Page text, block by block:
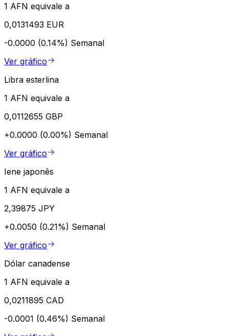
1 AFN equivale a
0,0131493 EUR
-0.0000 (0.14%) Semanal
Ver gráfico
Libra esterlina
1 AFN equivale a
0,0112655 GBP
+0.0000 (0.00%) Semanal
Ver gráfico
Iene japonês
1 AFN equivale a
2,39875 JPY
+0.0050 (0.21%) Semanal
Ver gráfico
Dólar canadense
1 AFN equivale a
0,0211895 CAD
-0.0001 (0.46%) Semanal